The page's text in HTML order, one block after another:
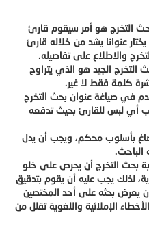
التخرج هو أمر سيقوم قارئ
عنوانا يشد من خلاله قارئ
والاطلاع على تفاصيله.
الجيد هو الذي يتراوح
كلمة فقط لا غير.
في صياغة عنوان بحث التخرج
أي لبس للقارئ بحيث تدفعه
بأسلوب محكم، ويجب أن يدل
بحث التخرج أن يحرص على خلو
لذلك يجب عليه أن يقوم بتدقيق
يعرض بحثه على أحد المختصين
الإملائية واللغوية تقلل من